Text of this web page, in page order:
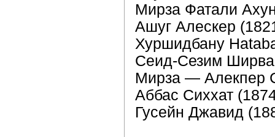
Мирза Фатали
Ашуг Алескер
Хуршидбану
Сеид-Сезим
Мирза — Алекпер
Аббас Сиxxат
Гусейн Джавид